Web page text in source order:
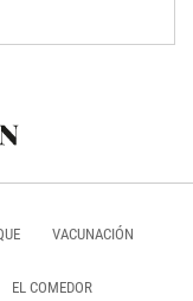
VACUNACIÓN
EL COMEDOR